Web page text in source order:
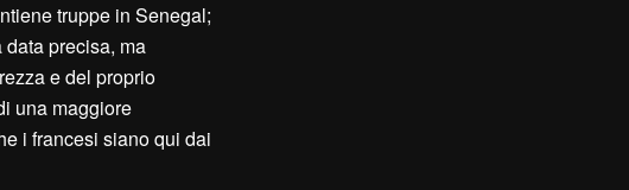
truppe in Senegal;
precisa, ma
e del proprio
una maggiore
i francesi siano qui dai